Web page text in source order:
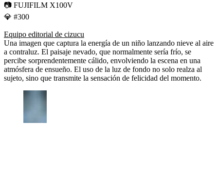
📷 FUJIFILM X100V
💎 #300
Equipo editorial de cizucu
Una imagen que captura la energía de un niño lanzando nieve al aire
a contraluz. El paisaje nevado, que normalmente sería frío, se
percibe sorprendentemente cálido, envolviendo la escena en una
atmósfera de ensueño. El uso de la luz de fondo no solo realza al
sujeto, sino que transmite la sensación de felicidad del momento.